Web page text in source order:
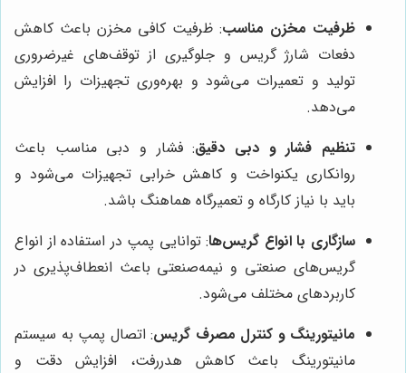
ظرفیت مخزن مناسب: ظرفیت کافی مخزن باعث کاهش
دفعات شارژ گریس و جلوگیری از توقف‌های غیرضروری
تولید و تعمیرات می‌شود و بهره‌وری تجهیزات را افزایش
می‌دهد.
تنظیم فشار و دبی دقیق: فشار و دبی مناسب باعث
روانکاری یکنواخت و کاهش خرابی تجهیزات می‌شود و
باید با نیاز کارگاه و تعمیرگاه هماهنگ باشد.
سازگاری با انواع گریس‌ها: توانایی پمپ در استفاده از انواع
گریس‌های صنعتی و نیمه‌صنعتی باعث انعطاف‌پذیری در
کاربردهای مختلف می‌شود.
مانیتورینگ و کنترل مصرف گریس: اتصال پمپ به سیستم
مانیتورینگ باعث کاهش هدررفت، افزایش دقت و